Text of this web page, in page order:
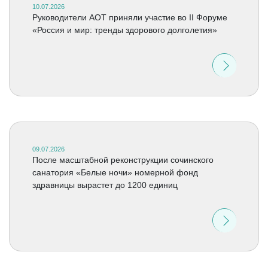
10.07.2026
Руководители АОТ приняли участие во II Форуме
«Россия и мир: тренды здорового долголетия»
09.07.2026
После масштабной реконструкции сочинского
санатория «Белые ночи» номерной фонд
здравницы вырастет до 1200 единиц